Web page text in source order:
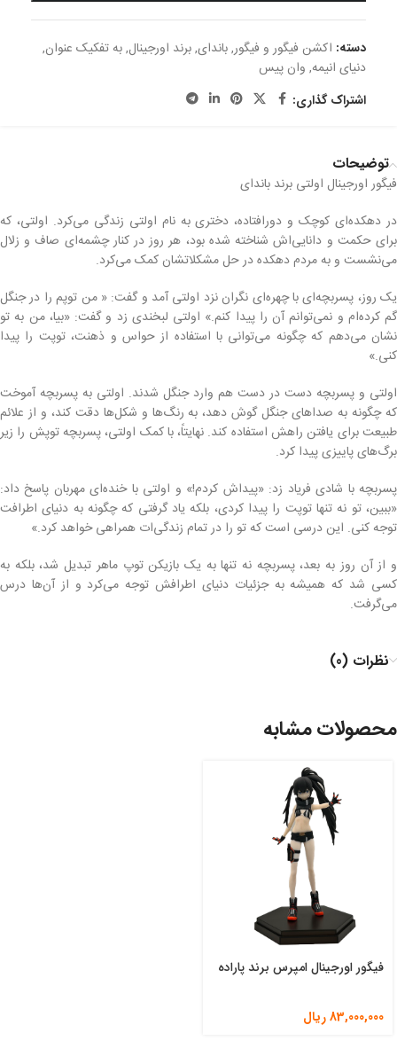
دسته: اکشن فیگور و فیگور,باندای,برند اورجینال,به تفکیک عنوان,
دنیای انیمه, وان پیس
اشتراک گذاری:
توضیحات
فیگور اورجینال اولتی برند باندای
در دهکده‌ای کوچک و دورافتاده، دختری به نام اولتی زندگی می‌کرد. اولتی، که
برای حکمت و دانایی‌اش شناخته شده بود، هر روز در کنار چشمه‌ای صاف و زلال
می‌نشست و به مردم دهکده در حل مشکلاتشان کمک می‌کرد.
یک روز، پسربچه‌ای با چهره‌ای نگران نزد اولتی آمد و گفت: « من توپم را در جنگل
گم کرده‌ام و نمی‌توانم آن را پیدا کنم.» اولتی لبخندی زد و گفت: «بیا، من به تو
نشان می‌دهم که چگونه می‌توانی با استفاده از حواس و ذهنت، توپت را پیدا
کنی.»
اولتی و پسربچه دست در دست هم وارد جنگل شدند. اولتی به پسربچه آموخت
که چگونه به صداهای جنگل گوش دهد، به رنگ‌ها و شکل‌ها دقت کند، و از علائم
طبیعت برای یافتن راهش استفاده کند. نهایتاً، با کمک اولتی، پسربچه توپش را زیر
برگ‌های پاییزی پیدا کرد.
پسربچه با شادی فریاد زد: «پیداش کردم!» و اولتی با خنده‌ای مهربان پاسخ داد:
«ببین، تو نه تنها توپت را پیدا کردی، بلکه یاد گرفتی که چگونه به دنیای اطرافت
توجه کنی. این درسی است که تو را در تمام زندگی‌ات همراهی خواهد کرد.»
و از آن روز به بعد، پسربچه نه تنها به یک بازیکن توپ ماهر تبدیل شد، بلکه به
کسی شد که همیشه به جزئیات دنیای اطرافش توجه می‌کرد و از آن‌ها درس
می‌گرفت.
نظرات (0)
محصولات مشابه
فیگور اورجینال امپرس برند پاراده
83,000,000ریال